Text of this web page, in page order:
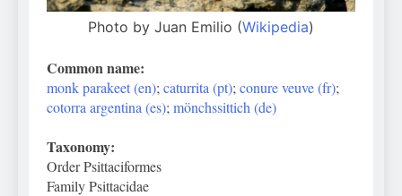
Photo by Juan Emilio (Wikipedia)
Common name:
monk parakeet (en); caturrita (pt); conure veuve (fr);
cotorra argentina (es); mönchssittich (de)
Taxonomy:
Order Psittaciformes
Family Psittacidae